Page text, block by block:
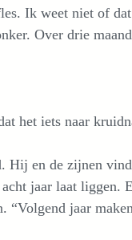
Ik weet niet of
Over drie
het iets naar
Hij en de zijnen
jaar laat liggen.
“Volgend jaar